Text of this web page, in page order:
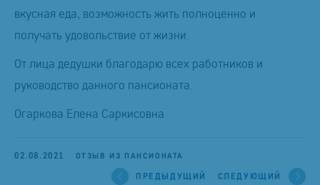
вкусная еда, возможность жить полноценно и
получать удовольствие от жизни.
От лица дедушки благодарю всех работников и
руководство данного пансионата.
Огаркова Елена Саркисовна
02.08.2021 ОТЗЫВ ИЗ ПАНСИОНАТА
ПРЕДЫДУЩИЙ СЛЕДУЮЩИЙ